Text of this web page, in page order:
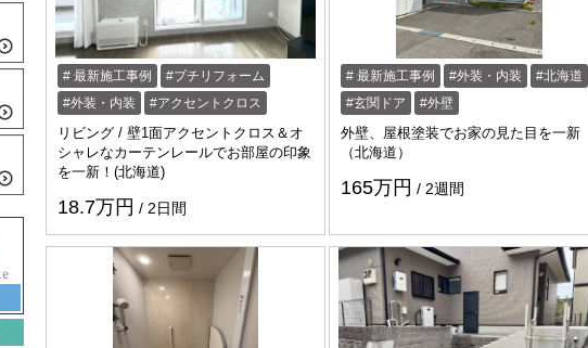
最新施工事例
プチリフォーム
外装・内装
アクセントクロス
リビング / 壁1面アクセントクロス＆オ
シャレなカーテンレールでお部屋の印象
を一新！(北海道)
18.7万円 2日間
最新施工事例 外装・内装
北海道
玄関ドア
外壁
外壁、屋根塗装でお家の見た目を一新
（北海道）
165万円 2週間